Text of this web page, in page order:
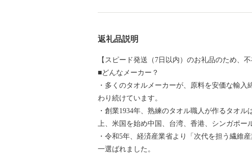
返礼品説明
【スピード発送（7日以内）のお礼品のため、
■どんなメーカー？
・多くのタオルメーカーが、原料を安価な輸
わり続けています。
・創業1934年、熟練のタオル職人が作るタオ
上、米国を始め中国、台湾、香港、シンガポー
・令和5年、経済産業省より「次代を担う繊維
一選ばれました。